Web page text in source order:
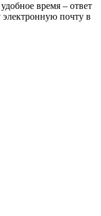
время – ответ
почту в